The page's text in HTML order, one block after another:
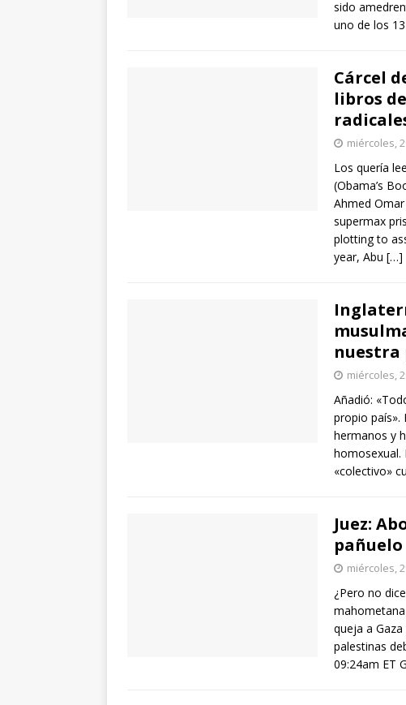
sido
uno de los
Cárcel
libros
miércoles,
Los quería
(Obama’s
Ahmed
supermax
plotting to
year, Abu […]
nuestra
miércoles,
Añadió:
propio país».
hermanos y
homosexual.
«colectivo»
Juez:
pañuelo
miércoles,
¿Pero no
queja a
palestinas
09:24am ET